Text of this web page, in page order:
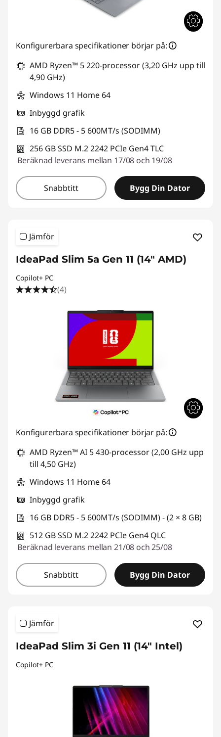
Konfigurerbara specifikationer börjar på:
AMD Ryzen™ 5 220-processor (3,20 GHz upp till
4,90 GHz)
Windows 11 Home 64
Inbyggd grafik
16 GB DDR5 - 5 600MT/s (SODIMM)
256 GB SSD M.2 2242 PCIe Gen4 TLC
Beräknad leverans mellan 17/08 och 19/08
Snabbtitt Bygg Din Dator
Jämför
IdeaPad Slim 5a Gen 11 (14" AMD)
Copilot+ PC
(4)
Konfigurerbara specifikationer börjar på:
AMD Ryzen™ AI 5 430-processor (2,00 GHz upp
till 4,50 GHz)
Windows 11 Home 64
Inbyggd grafik
16 GB DDR5 - 5 600MT/s (SODIMM) - (2 × 8 GB)
512 GB SSD M.2 2242 PCIe Gen4 QLC
Beräknad leverans mellan 21/08 och 25/08
Snabbtitt Bygg Din Dator
Jämför
IdeaPad Slim 3i Gen 11 (14" Intel)
Copilot+ PC